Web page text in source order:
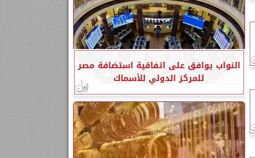
النواب يوافق على اتفاقية استضافة مصر
للمركز الدولي للأسماك